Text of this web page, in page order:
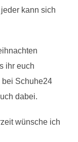
kann sich
ihr euch
bei Schuhe24
dabei.
wünsche ich